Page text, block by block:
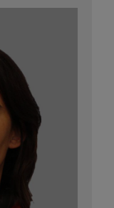
Educación
de
proyectos
encarga
diaria de
con